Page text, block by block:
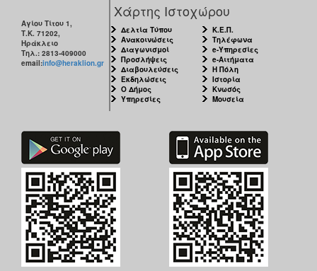
Αγίου Τίτου 1,
Τ.Κ. 71202,
Ηράκλειο
Τηλ.: 2813-409000
email:info@heraklion.gr
Χάρτης Ιστοχώρου
Δελτία Τύπου
Ανακοινώσεις
Διαγωνισμοί
Προσλήψεις
Διαβουλεύσεις
Εκδηλώσεις
Ο Δήμος
Υπηρεσίες
Κ.Ε.Π.
Τηλέφωνα
e-Υπηρεσίες
e-Αιτήματα
Η Πόλη
Ιστορία
Κνωσός
Μουσεία